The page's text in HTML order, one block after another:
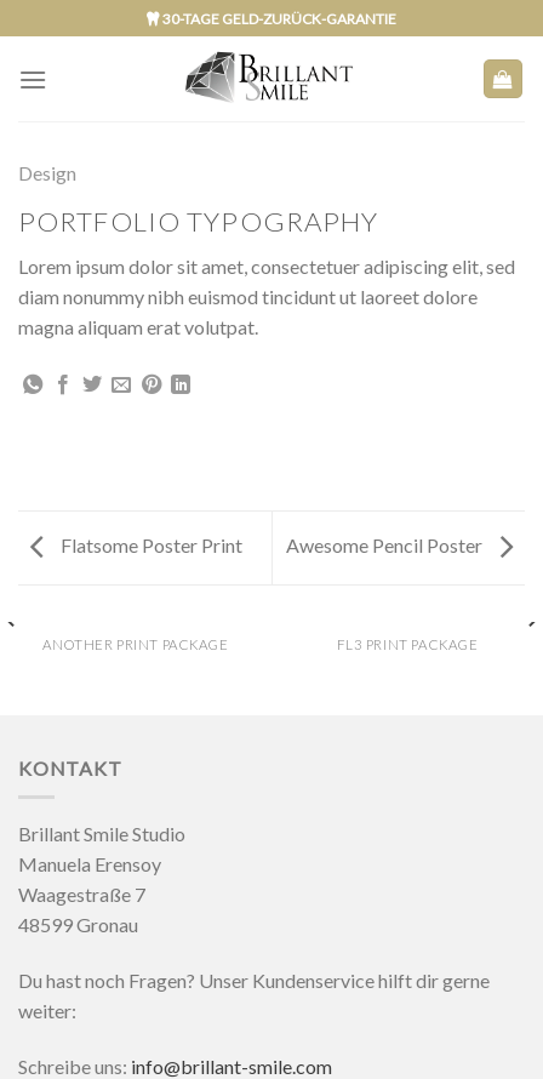
to
content
30-TAGE GELD-ZURÜCK-GARANTIE
Design
PORTFOLIO TYPOGRAPHY
Lorem ipsum dolor sit amet, consectetuer adipiscing elit, sed
diam nonummy nibh euismod tincidunt ut laoreet dolore
magna aliquam erat volutpat.
Flatsome Poster Print Awesome Pencil Poster
ANOTHER PRINT PACKAGE FL3 PRINT PACKAGE
KONTAKT
Brillant Smile Studio
Manuela Erensoy
Waagestraße 7
48599 Gronau
Du hast noch Fragen? Unser Kundenservice hilft dir gerne
weiter:
Schreibe uns: info@brillant-smile.com